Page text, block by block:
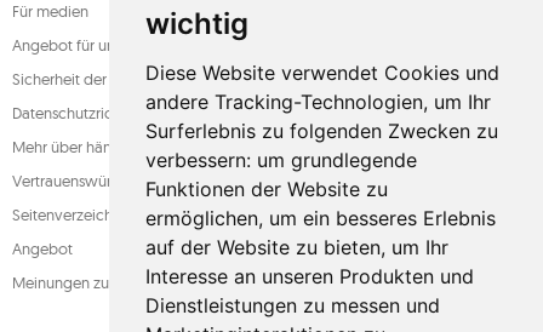
wichtig
Diese Website verwendet Cookies und
andere Tracking-Technologien, um Ihr
Surferlebnis zu folgenden Zwecken zu
verbessern: um grundlegende
Funktionen der Website zu
ermöglichen, um ein besseres Erlebnis
auf der Website zu bieten, um Ihr
Interesse an unseren Produkten und
Dienstleistungen zu messen und
Für medien
Angebot für unternehmen
Sicherheit der zahlung
Datenschutzrichtlinie
Mehr über hängematten
Vertrauenswürdiger laden
Seitenverzeichnis
Angebot
Meinungen zum shop